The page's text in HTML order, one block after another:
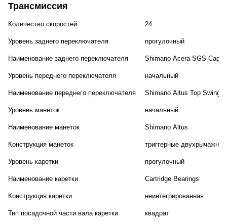
Трансмиссия
Количество скоростей 24
Уровень заднего переключателя прогулочный
Наименование заднего переключателя Shimano Acera SGS Cage
Уровень переднего переключателя начальный
Наименование переднего переключателя Shimano Altus Top Swing
Уровень манеток начальный
Наименование манеток Shimano Altus
Конструкция манеток триггерные двухрычажные
Уровень каретки прогулочный
Наименование каретки Cartridge Bearings
Конструкция каретки неинтегрированная
Тип посадочной части вала каретки квадрат